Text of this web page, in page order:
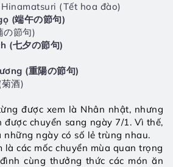
(Tết hoa đào)
(端午の節句)
節句)
(七夕の節句)
(重陽の節句)
酒)
được xem là Nhân nhật, nhưng
chuyển sang ngày 7/1. Vì thế,
ngày có số lẻ trùng nhau.
là các mốc chuyển mùa quan trọng
cùng thưởng thức các món ăn